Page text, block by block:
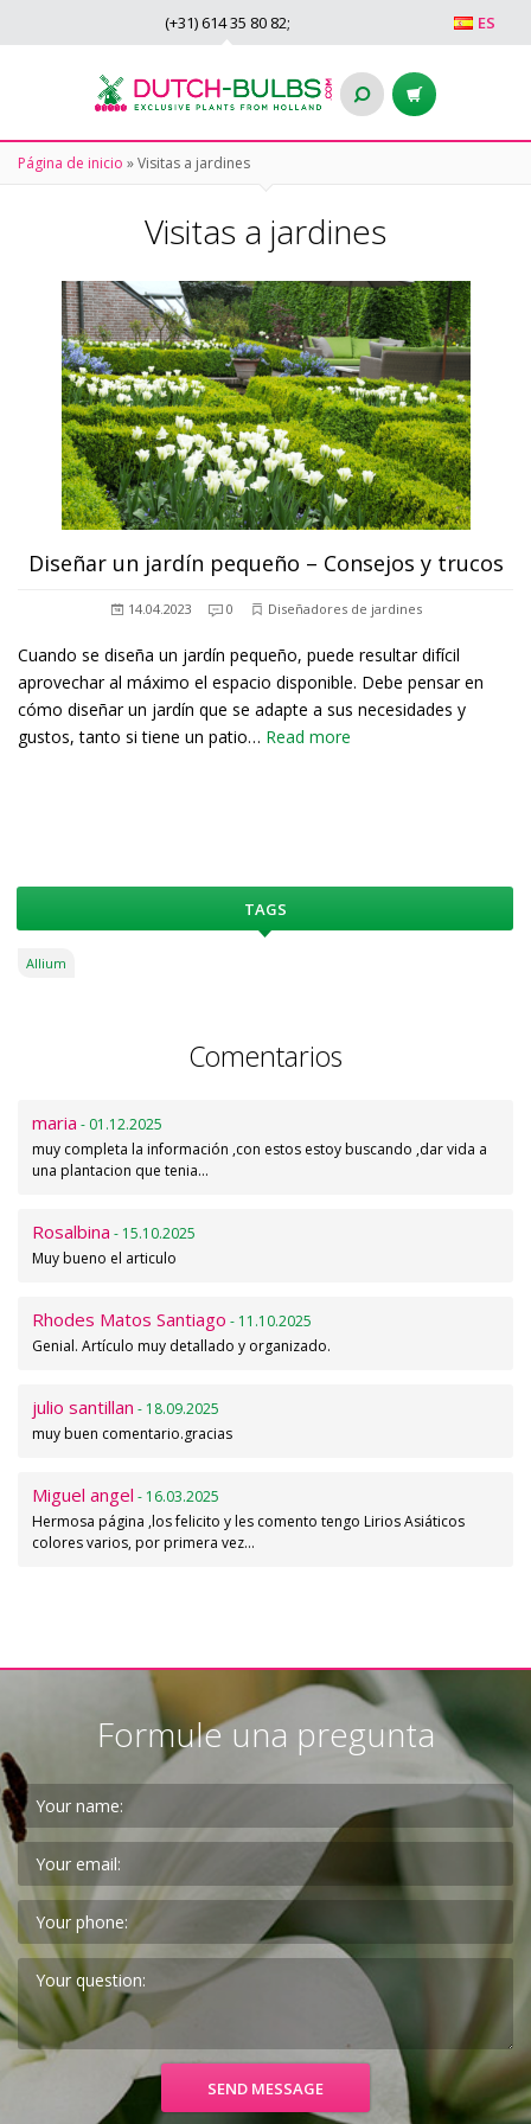
ES
(+31) 614 35 80 82;
Página de inicio »Visitas a jardines
Visitas a jardines
Diseñar un jardín pequeño – Consejos y trucos
14.04.2023 0 Diseñadores de jardines
Cuando se diseña un jardín pequeño, puede resultar difícil
aprovechar al máximo el espacio disponible. Debe pensar en
cómo diseñar un jardín que se adapte a sus necesidades y
gustos, tanto si tiene un patio… Read more
TAGS
Allium
Comentarios
maria - 01.12.2025
muy completa la información ,con estos estoy buscando ,dar vida a
una plantacion que tenia…
Rosalbina - 15.10.2025
Muy bueno el articulo
Rhodes Matos Santiago - 11.10.2025
Genial. Artículo muy detallado y organizado.
julio santillan - 18.09.2025
muy buen comentario.gracias
Miguel angel - 16.03.2025
Hermosa página ,los felicito y les comento tengo Lirios Asiáticos
colores varios, por primera vez…
Formule una pregunta